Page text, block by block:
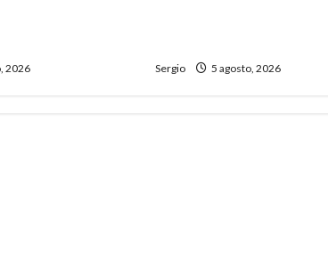
2026 Sergio 5 agosto, 2026